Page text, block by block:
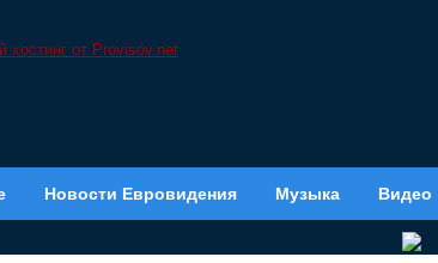
Новости Евровидения Музыка Видео